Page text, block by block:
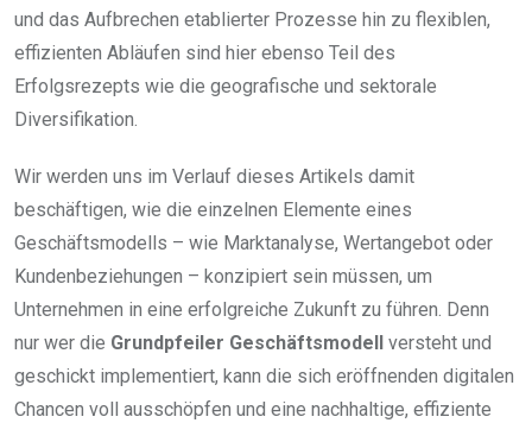
und das Aufbrechen etablierter Prozesse hin zu flexiblen,
effizienten Abläufen sind hier ebenso Teil des
Erfolgsrezepts wie die geografische und sektorale
Diversifikation.
Wir werden uns im Verlauf dieses Artikels damit
beschäftigen, wie die einzelnen Elemente eines
Geschäftsmodells – wie Marktanalyse, Wertangebot oder
Kundenbeziehungen – konzipiert sein müssen, um
Unternehmen in eine erfolgreiche Zukunft zu führen. Denn
nur wer die Grundpfeiler Geschäftsmodell
versteht und
geschickt implementiert, kann die sich eröffnenden digitalen
Chancen voll ausschöpfen und eine nachhaltige, effiziente